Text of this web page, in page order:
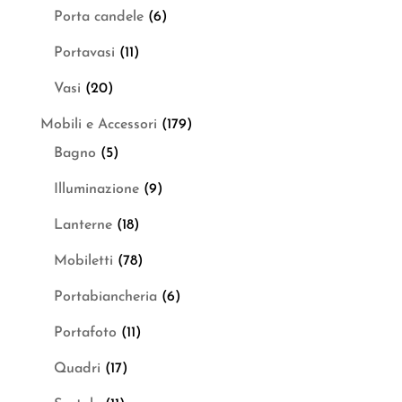
Porta candele (6)
Portavasi (11)
Vasi (20)
Mobili e Accessori (179)
Bagno (5)
Illuminazione (9)
Lanterne (18)
Mobiletti (78)
Portabiancheria (6)
Portafoto (11)
Quadri (17)